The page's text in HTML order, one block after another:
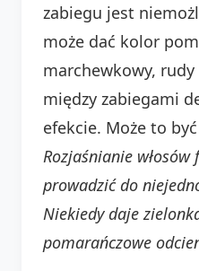
zabiegu jest
może dać kolor
marchewkowy,
między zabiegami
efekcie. Może to
Rozjaśnianie
prowadzić do
Niekiedy daje
pomarańczowe